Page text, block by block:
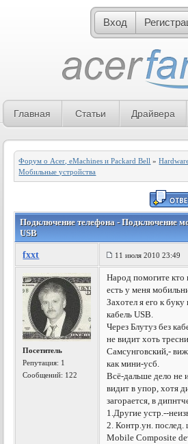
Вход
Главная Статьи Драйвера
Форум о Acer, eMachines и Packard Bell »
Мобильные устройства
Подключение телефона - Подключение
USB
fxxt 11 июля 2010 23:49
Посетитель
Репутация: 1
Сообщений: 122
Народ помогите кто
есть у меня
Захотел я его к
кабель USB.
Через Блутуз без
не видит хоть
Самсунговский,-
как мини-усб.
Всё-дальше дело не
видит в упор, хотя
загорается, в
1.Другие устр.--
2. Контр.ун.
Mobile Composite